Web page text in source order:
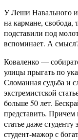
У Леши Навального
на кармане, свобода,
подставили под
вспоминает. А
Коваленко —
улицы прыгать по
Сломанная судьба и
экстремистской
больше 50 лет.
представить. Причем
статье даже
студент-мажор с